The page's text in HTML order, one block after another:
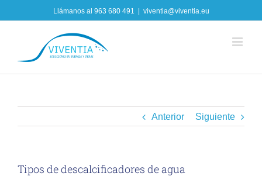
to
Llámanos al 963 680 491 viventia@viventia.eu
Anterior Siguiente
Tipos de descalcificadores de agua